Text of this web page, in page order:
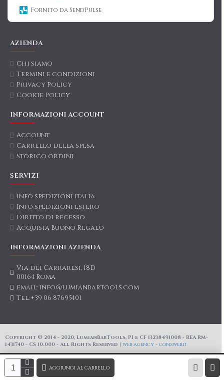
AGGIUNGI AL CARRELLO
Fornito da SendPulse
AZIENDA
Chi siamo
Termini e condizioni
Privacy Policy
Cookie Policy
INFORMAZIONI ACCOUNT
Account
Carrello della spesa
Storico ordini
SERVIZI
Info spedizioni Italia
Info spedizioni estero
Diritto di recesso
Acquista Buono Regalo
INFORMAZIONI AZIENDA
Via dei Carraresi, 18D
00164 Roma
email: info@lumianbartools.com
Tel: +39 06 87695401
Copyright © 2014 - 2020, LumianBarTools, PI e CF 13238491008 - REA RM-
1431740 - CS 10.000 - All Rights Reserved | web agency - consweb.it